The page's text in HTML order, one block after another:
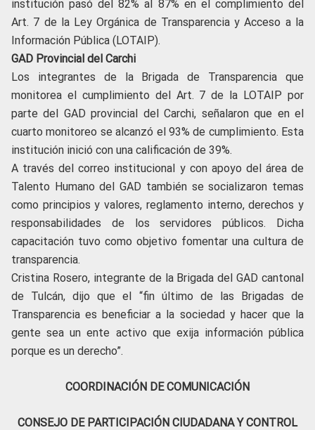
institución pasó del 82% al 87% en el complimiento del
Art. 7 de la Ley Orgánica de Transparencia y Acceso a la
Información Pública (LOTAIP).
GAD Provincial del Carchi
Los integrantes de la Brigada de Transparencia que
monitorea el cumplimiento del Art. 7 de la LOTAIP por
parte del GAD provincial del Carchi, señalaron que en el
cuarto monitoreo se alcanzó el 93% de cumplimiento. Esta
institución inició con una calificación de 39%.
A través del correo institucional y con apoyo del área de
Talento Humano del GAD también se socializaron temas
como principios y valores, reglamento interno, derechos y
responsabilidades de los servidores públicos. Dicha
capacitación tuvo como objetivo fomentar una cultura de
transparencia.
Cristina Rosero, integrante de la Brigada del GAD cantonal
de Tulcán, dijo que el “fin último de las Brigadas de
Transparencia es beneficiar a la sociedad y hacer que la
gente sea un ente activo que exija información pública
porque es un derecho”.
COORDINACIÓN DE COMUNICACIÓN
CONSEJO DE PARTICIPACIÓN CIUDADANA Y CONTROL